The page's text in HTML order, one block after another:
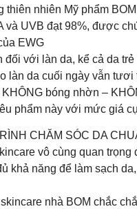
thiên nhiên Mỹ phẩm
và UVB đạt 98%, được
EWG
đối với làn da, kể cả da trẻ
làn da cuối ngày vẫn
bóng nhờn –
phẩm này với mức giá
CHĂM SÓC DA
vô cùng quan
khả năng để làm sạch
nhà BOM chắc